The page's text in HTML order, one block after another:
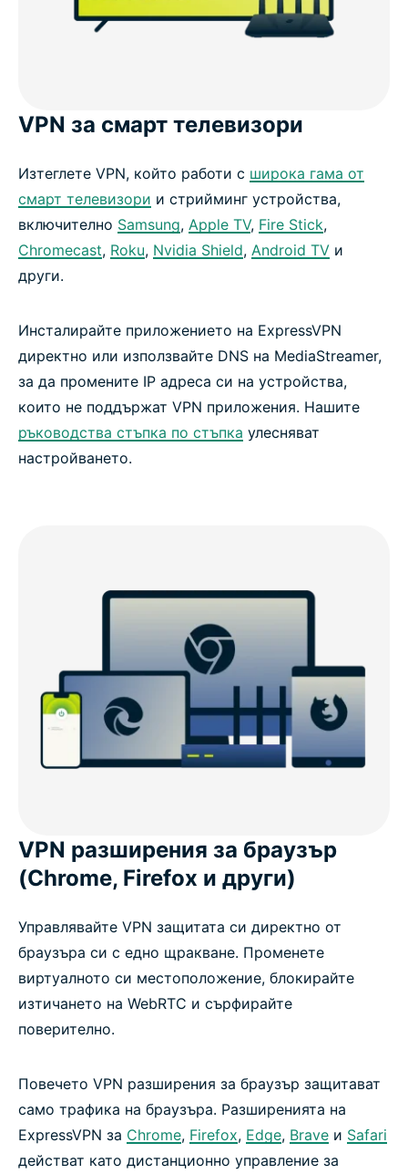
VPN за смарт телевизори
Изтеглете VPN, който работи с широка гама от
смарт телевизори и стрийминг устройства,
включително Samsung, Apple TV, Fire Stick,
Chromecast, Roku, Nvidia Shield, Android TV и
други.
Инсталирайте приложението на ExpressVPN
директно или използвайте DNS на MediaStreamer,
за да промените IP адреса си на устройства,
които не поддържат VPN приложения. Нашите
ръководства стъпка по стъпка улесняват
настройването.
VPN разширения за браузър
(Chrome, Firefox и други)
Управлявайте VPN защитата си директно от
браузъра си с едно щракване. Променете
виртуалното си местоположение, блокирайте
изтичането на WebRTC и сърфирайте
поверително.
Повечето VPN разширения за браузър защитават
само трафика на браузъра. Разширенията на
ExpressVPN за Chrome, Firefox, Edge, Brave и Safari
действат като дистанционно управление за